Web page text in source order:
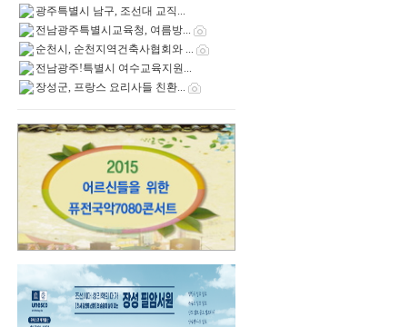
광주특별시 남구, 조선대 교직...
전남광주특별시교육청, 여름방...
순천시, 순천지역건축사협회와 ...
전남광주!특별시 여수교육지원...
장성군, 프랑스 요리사들 친환...